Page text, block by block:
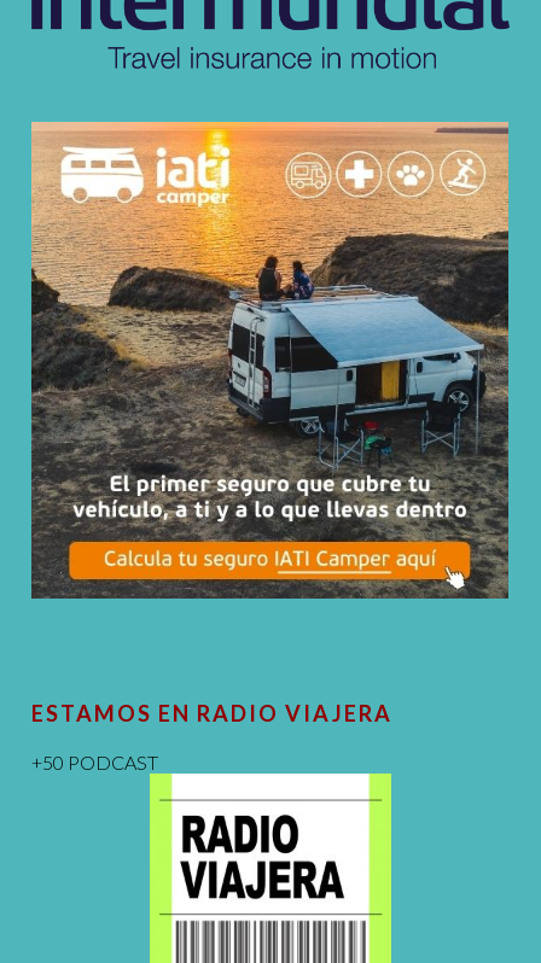
ESTAMOS EN RADIO VIAJERA
+50 PODCAST